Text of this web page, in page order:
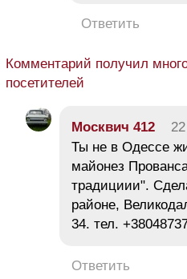
Ответить
Комментарий получил
посетителей
Москвич 412
Ты не в Одессе
майонез
традициии".
районе,
34. тел.
Ответить